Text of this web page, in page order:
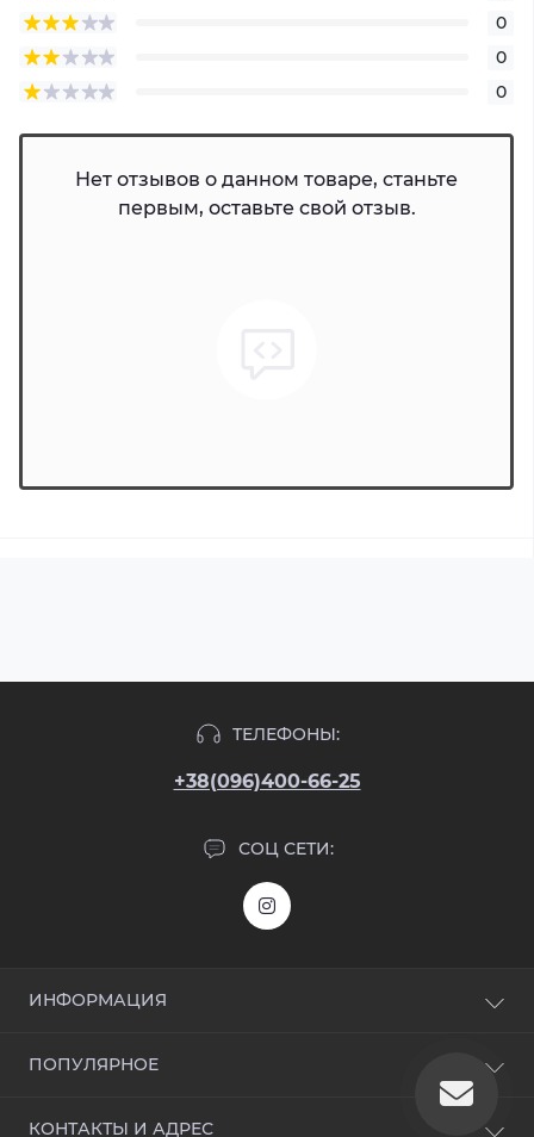
0
0
0
Нет отзывов о данном товаре, станьте
первым, оставьте свой отзыв.
ТЕЛЕФОНЫ:
+38(096)400-66-25
СОЦ СЕТИ:
ИНФОРМАЦИЯ
Отзывы
ПОПУЛЯРНОЕ
КОНТАКТЫ И АДРЕС